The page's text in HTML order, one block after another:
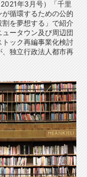
年3月号）「千里
が循環するための公的
割を夢想する」で紹介
ュータウン及び周辺団
トック再編事業化検討
、独立行政法人都市再